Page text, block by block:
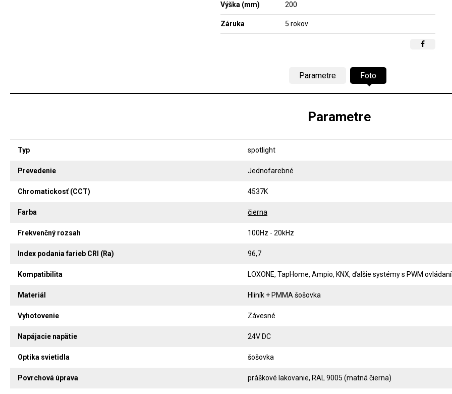
Výška (mm) 200
Záruka 5 rokov
Parametre Foto
Parametre
Typ spotlight
Prevedenie Jednofarebné
Chromatickosť (CCT) 4537K
Farba čierna
Frekvenčný rozsah 100Hz - 20kHz
Index podania farieb CRI (Ra) 96,7
Kompatibilita LOXONE, TapHome, Ampio, KNX, ďalšie systémy s PWM
Materiál Hliník + PMMA šošovka
Vyhotovenie Závesné
Napájacie napätie 24V DC
Optika svietidla šošovka
Povrchová úprava práškové lakovanie, RAL 9005 (matná čierna)